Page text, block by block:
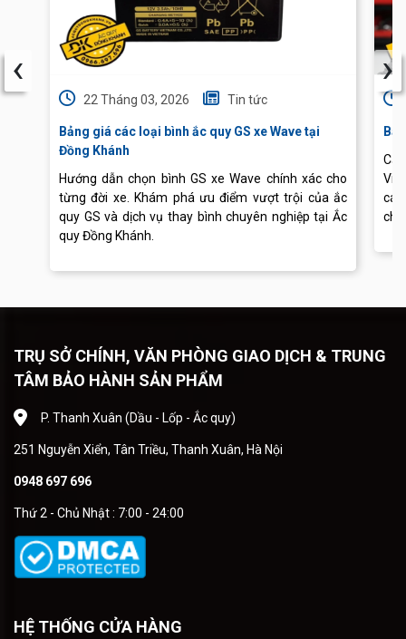
22 Tháng 03, 2026 Tin tức
Bảng giá các loại bình ắc quy GS xe Wave tại
Đồng Khánh
Hướng dẫn chọn bình GS xe Wave chính xác cho
từng đời xe. Khám phá ưu điểm vượt trội của ắc
quy GS và dịch vụ thay bình chuyên nghiệp tại Ắc
quy Đồng Khánh.
‹ ›
TRỤ SỞ CHÍNH, VĂN PHÒNG GIAO DỊCH & TRUNG
TÂM BẢO HÀNH SẢN PHẨM
P. Thanh Xuân (Dầu - Lốp - Ắc quy)
251 Nguyễn Xiển, Tân Triều, Thanh Xuân, Hà Nội
0948 697 696
Thứ 2 - Chủ Nhật : 7:00 - 24:00
HỆ THỐNG CỬA HÀNG